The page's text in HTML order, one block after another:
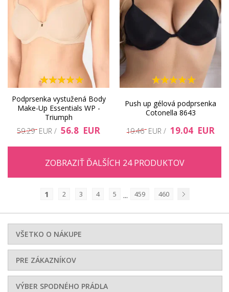
Podprsenka vystužená Body
Make-Up Essentials WP -
Triumph
59.29 EUR / 56.8 EUR
Push up gélová podprsenka
Cotonella 8643
19.46 EUR / 19.04 EUR
ZOBRAZIŤ ĎALŠÍCH 24 PRODUKTOV
1 2 3 4 5 ... 459
460
VŠETKO O NÁKUPE
PRE ZÁKAZNÍKOV
VÝBER SPODNÉHO PRÁDLA